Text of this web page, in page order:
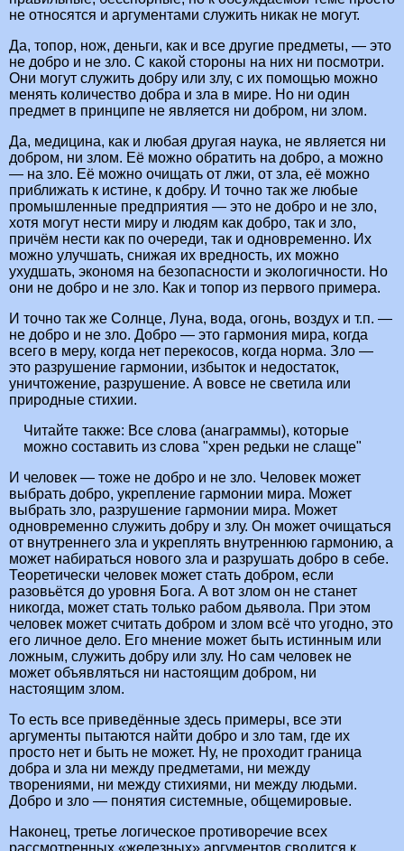
не относятся и аргументами служить никак не могут.
Да, топор, нож, деньги, как и все другие предметы, — это
не добро и не зло. С какой стороны на них ни посмотри.
Они могут служить добру или злу, с их помощью можно
менять количество добра и зла в мире. Но ни один
предмет в принципе не является ни добром, ни злом.
Да, медицина, как и любая другая наука, не является ни
добром, ни злом. Её можно обратить на добро, а можно
— на зло. Её можно очищать от лжи, от зла, её можно
приближать к истине, к добру. И точно так же любые
промышленные предприятия — это не добро и не зло,
хотя могут нести миру и людям как добро, так и зло,
причём нести как по очереди, так и одновременно. Их
можно улучшать, снижая их вредность, их можно
ухудшать, экономя на безопасности и экологичности. Но
они не добро и не зло. Как и топор из первого примера.
И точно так же Солнце, Луна, вода, огонь, воздух и т.п. —
не добро и не зло. Добро — это гармония мира, когда
всего в меру, когда нет перекосов, когда норма. Зло —
это разрушение гармонии, избыток и недостаток,
уничтожение, разрушение. А вовсе не светила или
природные стихии.
Читайте также: Все слова (анаграммы), которые
можно составить из слова "хрен редьки не слаще"
И человек — тоже не добро и не зло. Человек может
выбрать добро, укрепление гармонии мира. Может
выбрать зло, разрушение гармонии мира. Может
одновременно служить добру и злу. Он может очищаться
от внутреннего зла и укреплять внутреннюю гармонию, а
может набираться нового зла и разрушать добро в себе.
Теоретически человек может стать добром, если
разовьётся до уровня Бога. А вот злом он не станет
никогда, может стать только рабом дьявола. При этом
человек может считать добром и злом всё что угодно, это
его личное дело. Его мнение может быть истинным или
ложным, служить добру или злу. Но сам человек не
может объявляться ни настоящим добром, ни
настоящим злом.
То есть все приведённые здесь примеры, все эти
аргументы пытаются найти добро и зло там, где их
просто нет и быть не может. Ну, не проходит граница
добра и зла ни между предметами, ни между
творениями, ни между стихиями, ни между людьми.
Добро и зло — понятия системные, общемировые.
Наконец, третье логическое противоречие всех